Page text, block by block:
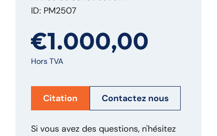
ID: PM2507
€1.000,00
Hors TVA
Citation Contactez nous
Si vous avez des questions, n'hésitez